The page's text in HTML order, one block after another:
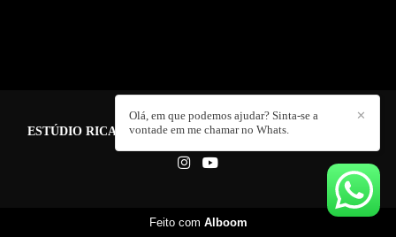
ESTÚDIO RICARDO BEPPLER FOTO E VIDEO
✕
Olá, em que podemos ajudar? Sinta-se a
vontade em me chamar no Whats.
Feito com Alboom